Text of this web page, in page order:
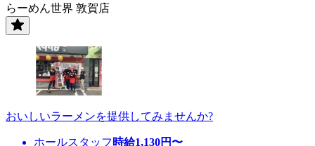
らーめん世界 敦賀店
おいしいラーメンを提供してみませんか?
ホールスタッフ 時給1,130円〜